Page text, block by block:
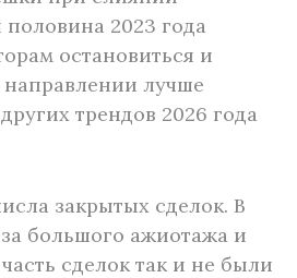
2023 года
остановиться и
лучше
трендов 2026 года
закрытых сделок. В
большого ажиотажа и
сделок так и не были